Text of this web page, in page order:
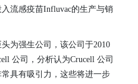
流感疫苗Influvac的生产与销
为强生公司，该公司于2010
公司，分析认为Crucell公司
具有吸引力，这些将进一步